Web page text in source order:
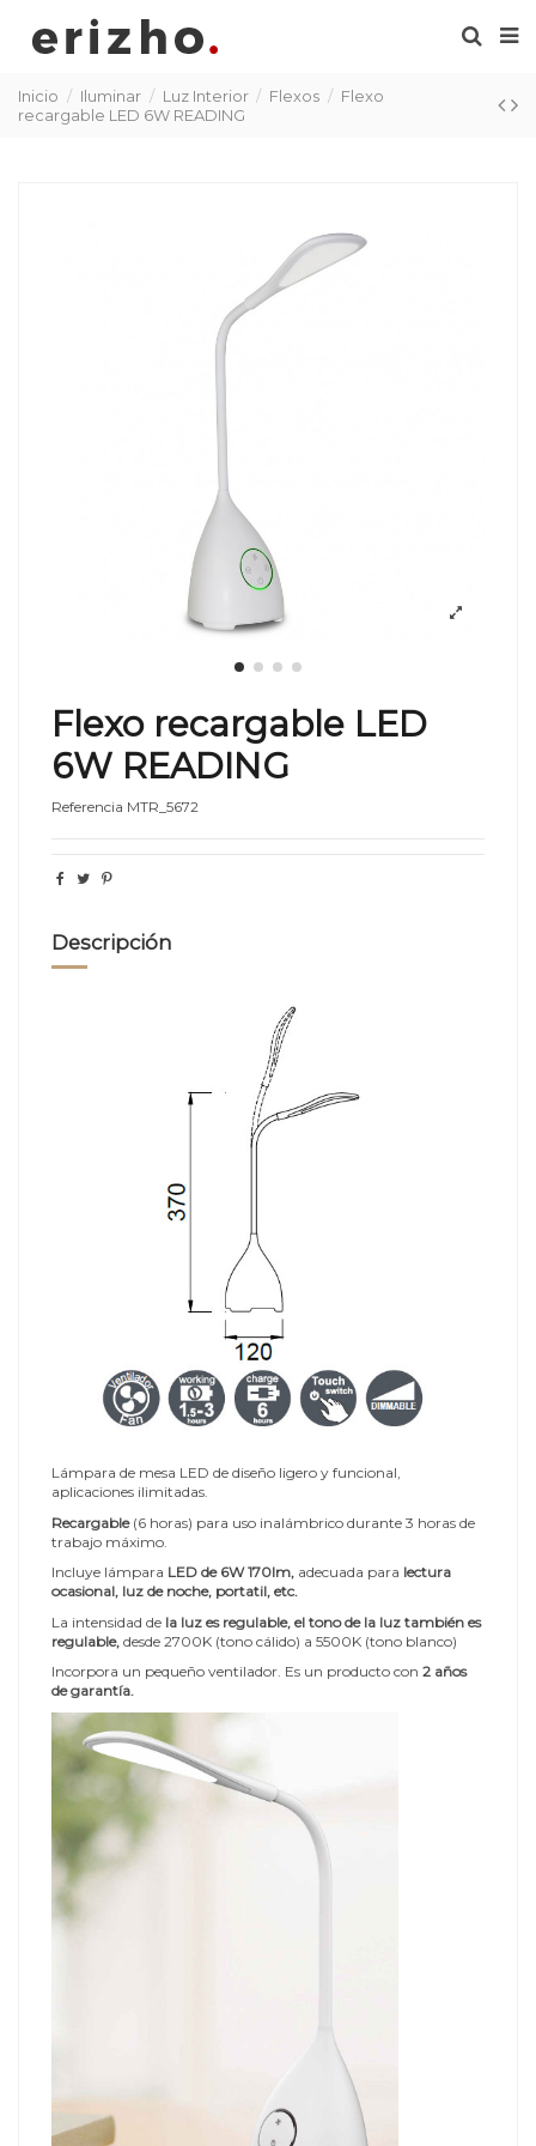
Inicio Iluminar Luz Interior Flexos
Flexo
recargable LED 6W READING
Flexo recargable LED
6W READING
Referencia MTR_5672
Descripción
Lámpara de mesa LED de diseño ligero y funcional,
aplicaciones ilimitadas.
Recargable(6 horas) para uso inalámbrico durante 3 horas de
trabajo máximo.
Incluye lámpara LED de 6W 170lm, adecuada para lectura
ocasional, luz de noche, portatil, etc.
La intensidad de la luz es regulable, el tono de la luz también es
regulable, desde 2700K (tono cálido) a 5500K (tono blanco)
Incorpora un pequeño ventilador. Es un producto con 2 años
de garantía.